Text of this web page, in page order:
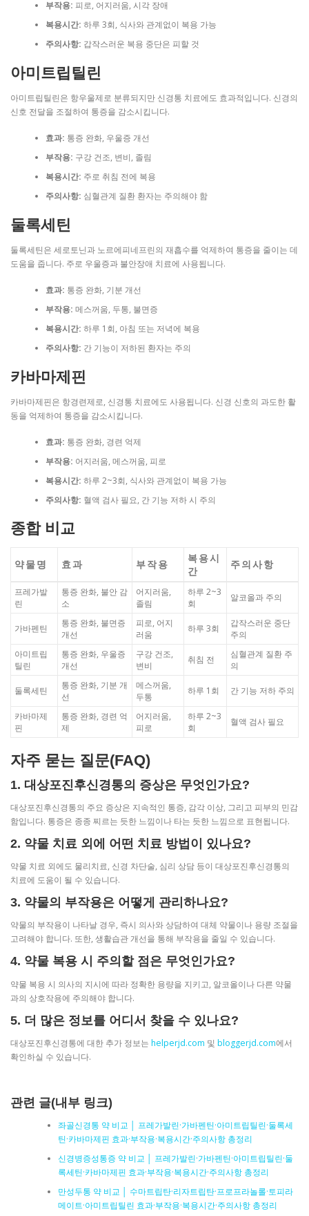
부작용: 피로, 어지러움, 시각 장애
복용시간: 하루 3회, 식사와 관계없이 복용 가능
주의사항: 갑작스러운 복용 중단은 피할 것
아미트립틸린
아미트립틸린은 항우울제로 분류되지만 신경통 치료에도 효과적입니다. 신경의
신호 전달을 조절하여 통증을 감소시킵니다.
효과: 통증 완화, 우울증 개선
부작용: 구강 건조, 변비, 졸림
복용시간: 주로 취침 전에 복용
주의사항: 심혈관계 질환 환자는 주의해야 함
둘록세틴
둘록세틴은 세로토닌과 노르에피네프린의 재흡수를 억제하여 통증을 줄이는 데
도움을 줍니다. 주로 우울증과 불안장애 치료에 사용됩니다.
효과: 통증 완화, 기분 개선
부작용: 메스꺼움, 두통, 불면증
복용시간: 하루 1회, 아침 또는 저녁에 복용
주의사항: 간 기능이 저하된 환자는 주의
카바마제핀
카바마제핀은 항경련제로, 신경통 치료에도 사용됩니다. 신경 신호의 과도한 활
동을 억제하여 통증을 감소시킵니다.
효과: 통증 완화, 경련 억제
부작용: 어지러움, 메스꺼움, 피로
복용시간: 하루 2~3회, 식사와 관계없이 복용 가능
주의사항: 혈액 검사 필요, 간 기능 저하 시 주의
종합 비교
약물명 효과 부작용
복용시
간
주의사항
프레가발
린
통증 완화, 불안 감
소
어지러움,
졸림
하루 2~3
회
알코올과 주의
가바펜틴
통증 완화, 불면증
개선
피로, 어지
러움
하루 3회
갑작스러운 중단
주의
아미트립
틸린
통증 완화, 우울증
개선
구강 건조,
변비
취침 전
심혈관계 질환 주
의
둘록세틴
통증 완화, 기분 개
선
메스꺼움,
두통
하루 1회 간 기능 저하 주의
카바마제
핀
통증 완화, 경련 억
제
어지러움,
피로
하루 2~3
회
혈액 검사 필요
자주 묻는 질문(FAQ)
1. 대상포진후신경통의 증상은 무엇인가요?
대상포진후신경통의 주요 증상은 지속적인 통증, 감각 이상, 그리고 피부의 민감
함입니다. 통증은 종종 찌르는 듯한 느낌이나 타는 듯한 느낌으로 표현됩니다.
2. 약물 치료 외에 어떤 치료 방법이 있나요?
약물 치료 외에도 물리치료, 신경 차단술, 심리 상담 등이 대상포진후신경통의
치료에 도움이 될 수 있습니다.
3. 약물의 부작용은 어떻게 관리하나요?
약물의 부작용이 나타날 경우, 즉시 의사와 상담하여 대체 약물이나 용량 조절을
고려해야 합니다. 또한, 생활습관 개선을 통해 부작용을 줄일 수 있습니다.
4. 약물 복용 시 주의할 점은 무엇인가요?
약물 복용 시 의사의 지시에 따라 정확한 용량을 지키고, 알코올이나 다른 약물
과의 상호작용에 주의해야 합니다.
5. 더 많은 정보를 어디서 찾을 수 있나요?
대상포진후신경통에 대한 추가 정보는 helperjd.com 및 bloggerjd.com에서
확인하실 수 있습니다.
관련 글(내부 링크)
좌골신경통 약 비교 │ 프레가발린·가바펜틴·아미트립틸린·둘록세
틴·카바마제핀 효과·부작용·복용시간·주의사항 총정리
신경병증성통증 약 비교 │ 프레가발린·가바펜틴·아미트립틸린·둘
록세틴·카바마제핀 효과·부작용·복용시간·주의사항 총정리
만성두통 약 비교 │ 수마트립탄·리자트립탄·프로프라놀롤·토피라
메이트·아미트립틸린 효과·부작용·복용시간·주의사항 총정리